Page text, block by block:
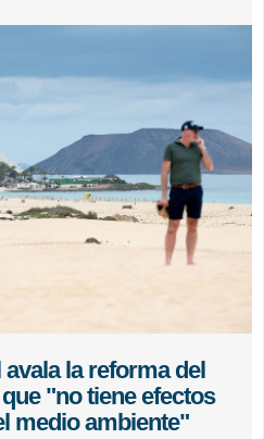
la reforma del
"no tiene efectos
medio ambiente"